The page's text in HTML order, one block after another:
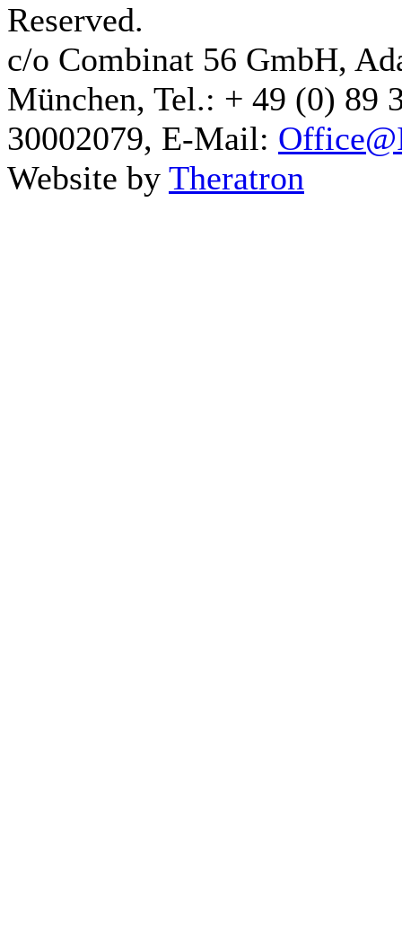
Reserved.
c/o Combinat 56 GmbH,
München, Tel.: + 49 (0) 89
30002079, E-Mail:
Website by Theratron